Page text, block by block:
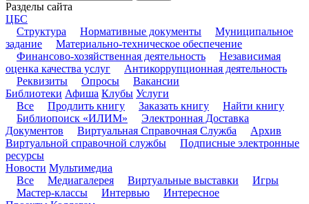
Разделы сайта
ЦБС
Структура
Нормативные документы
Муниципальное
задание
Материально-техническое обеспечение
Финансово-хозяйственная деятельность
Независимая
оценка качества услуг
Антикоррупционная деятельность
Реквизиты
Опросы
Вакансии
Библиотеки Афиша Клубы Услуги
Все
Продлить книгу Заказать книгу
Найти книгу
Библиопоиск «ИЛИМ»
Электронная Доставка
Документов
Виртуальная Справочная Служба
Архив
Виртуальной справочной службы
Подписные электронные
ресурсы
Новости Мультимедиа
Все
Медиагалерея Виртуальные выставки
Игры
Мастер-классы
Интервью
Интересное